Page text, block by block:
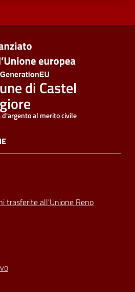
di Castel
d'argento al merito civile
trasferite all'Unione Reno